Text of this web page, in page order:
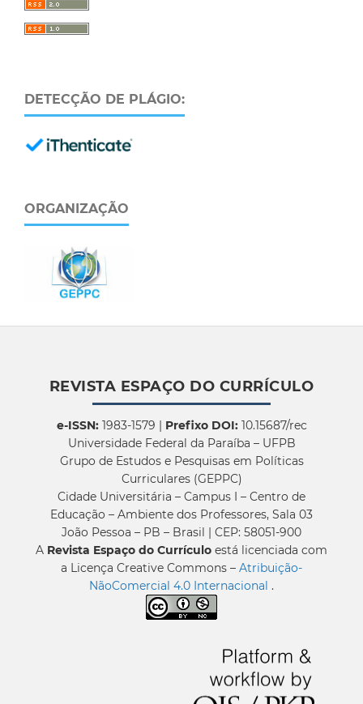
DETECÇÃO DE PLÁGIO:
ORGANIZAÇÃO
REVISTA ESPAÇO DO CURRÍCULO
e-ISSN:1983-1579 | Prefixo DOI:10.15687/rec
Universidade Federal da Paraíba – UFPB
Grupo de Estudos e Pesquisas em Políticas
Curriculares (GEPPC)
Cidade Universitária – Campus I – Centro de
Educação – Ambiente dos Professores, Sala 03
João Pessoa – PB – Brasil | CEP: 58051-900
A Revista Espaço do Currículo está licenciada com
a Licença Creative Commons – Atribuição-
NãoComercial 4.0 Internacional .